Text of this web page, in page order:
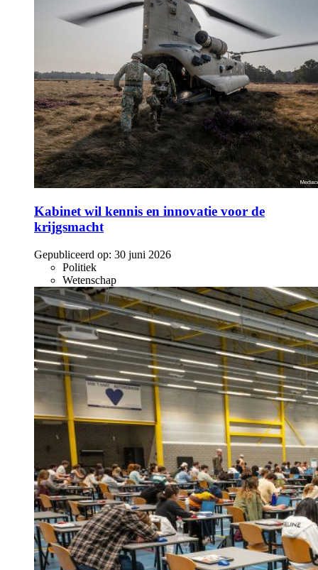
Kabinet wil kennis en innovatie voor de
krijgsmacht
Gepubliceerd op: 30 juni 2026
Politiek
Wetenschap